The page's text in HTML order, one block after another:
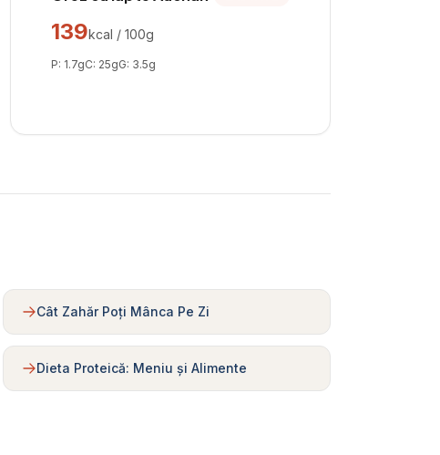
139kcal / 100g
P: 1.7gC: 25gG: 3.5g
Cât Zahăr Poți Mânca Pe Zi
Dieta Proteică: Meniu și Alimente